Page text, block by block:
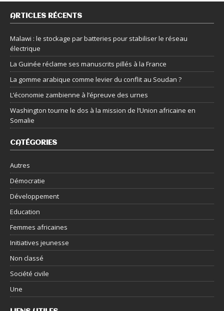
ARTICLES RÉCENTS
Malawi : le stockage par batteries pour stabiliser le réseau
électrique
La Guinée réclame ses manuscrits pillés à la France
La gomme arabique comme levier du conflit au Soudan ?
L’économie zambienne à l’épreuve des urnes
Washington tourne le dos à la mission de l’Union africaine en
Somalie
CATÉGORIES
Autres
Démocratie
Développement
Education
Femmes africaines
Initiatives jeunesse
Non classé
Société civile
Une